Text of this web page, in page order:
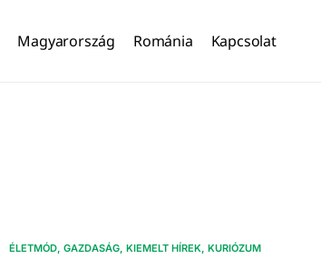
Magyarország Románia Kapcsolat
ÉLETMÓD GAZDASÁG KIEMELT HÍREK KURIÓZUM